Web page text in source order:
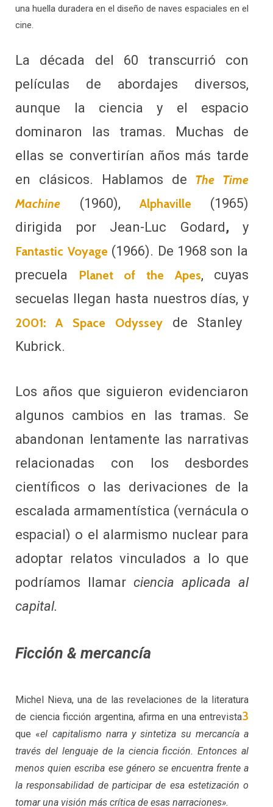
una huella duradera en el diseño de naves espaciales en el
cine.
La década del 60 transcurrió con
películas de abordajes diversos,
aunque la ciencia y el espacio
dominaron las tramas. Muchas de
ellas se convertirían años más tarde
en clásicos. Hablamos de
The Time
Machine
(1960), Alphaville
(1965)
dirigida por Jean-Luc Godard,y
Fantastic Voyage (1966). De 1968 son la
precuela Planet of the Apes, cuyas
secuelas llegan hasta nuestros días, y
2001: A Space Odyssey
de Stanley
Kubrick.
Los años que siguieron evidenciaron
algunos cambios en las tramas. Se
abandonan lentamente las narrativas
relacionadas con los desbordes
científicos o las derivaciones de la
escalada armamentística (vernácula o
espacial) o el alarmismo nuclear para
adoptar relatos vinculados a lo que
podríamos llamarciencia aplicada al
capital.
Ficción & mercancía
Michel Nieva, una de las revelaciones de la literatura
de ciencia ficción argentina, afirma en una entrevista3
que «el capitalismo narra y sintetiza su mercancía a
través del lenguaje de la ciencia ficción. Entonces al
menos quien escriba ese género se encuentra frente a
la responsabilidad de participar de esa estetización o
tomar una visión más crítica de esas narraciones».